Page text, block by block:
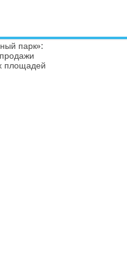
парк»:
площадей